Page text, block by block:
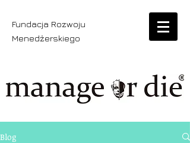
Fundacja Rozwoju
Menedżerskiego
Blog